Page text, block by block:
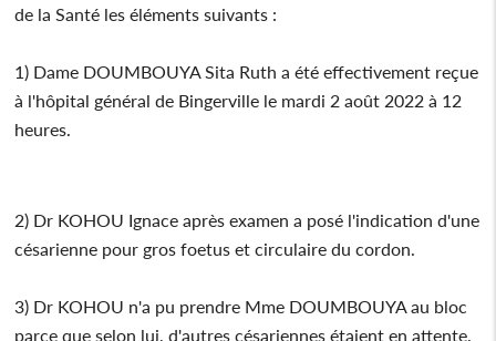
de la Santé les éléments suivants :
1) Dame DOUMBOUYA Sita Ruth a été effectivement reçue
à l'hôpital général de Bingerville le mardi 2 août 2022 à 12
heures.
2) Dr KOHOU Ignace après examen a posé l'indication d'une
césarienne pour gros foetus et circulaire du cordon.
3) Dr KOHOU n'a pu prendre Mme DOUMBOUYA au bloc
parce que selon lui, d'autres césariennes étaient en attente.